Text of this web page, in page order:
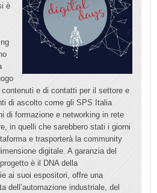
è
e di contatti per il settore e
di ascolto come gli SPS Italia
di formazione e networking in rete
in quelli che sarebbero stati i giorni
e trasporterà la community
digitale. A garanzia del
è il DNA della
ai suoi espositori, offre una
dell’automazione industriale, del